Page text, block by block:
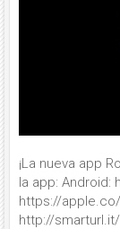
¡La nueva app
la app: Android:
https://
http://